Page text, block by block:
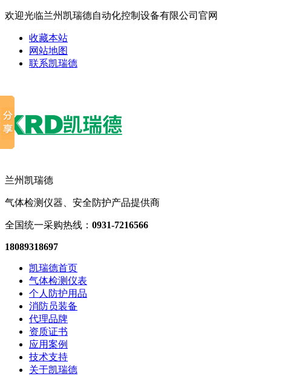
欢迎光临兰州凯瑞德自动化控制设备有限公司官网
收藏本站
网站地图
联系凯瑞德
兰州凯瑞德
气体检测仪器、安全防护产品提供商
全国统一采购热线： 0931-7216566
18089318697
凯瑞德首页
气体检测仪表
个人防护用品
消防员装备
代理品牌
资质证书
应用案例
技术支持
关于凯瑞德